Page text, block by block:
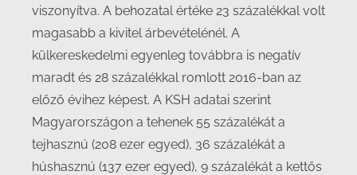
viszonyítva. A behozatal értéke 23 százalékkal volt
magasabb a kivitel árbevételénél. A
külkereskedelmi egyenleg továbbra is negatív
maradt és 28 százalékkal romlott 2016-ban az
előző évihez képest. A KSH adatai szerint
Magyarországon a tehenek 55 százalékát a
tejhasznú (208 ezer egyed), 36 százalékát a
húshasznú (137 ezer egyed), 9 százalékát a kettős